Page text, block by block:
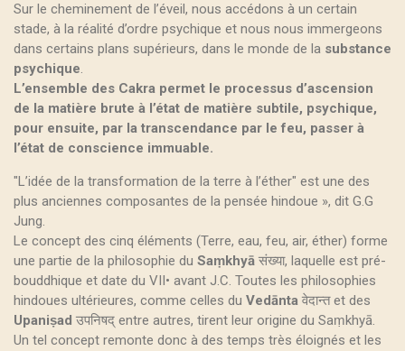
Sur le cheminement de l’éveil, nous accédons à un certain
stade, à la réalité d’ordre psychique et nous nous immergeons
dans certains plans supérieurs, dans le monde de la substance
psychique.
L’ensemble des Cakra permet le processus d’ascension
de la matière brute à l’état de matière subtile, psychique,
pour ensuite, par la transcendance par le feu, passer à
l’état de conscience immuable.
"L’idée de la transformation de la terre à l’éther" est une des
plus anciennes composantes de la pensée hindoue », dit G.G
Jung.
Le concept des cinq éléments (Terre, eau, feu, air, éther) forme
une partie de la philosophie du Saṃkhyā संख्या, laquelle est pré-
bouddhique et date du VII• avant J.C. Toutes les philosophies
hindoues ultérieures, comme celles du Vedānta वेदान्त et des
Upaniṣad उपनिषद् entre autres, tirent leur origine du Saṃkhyā.
Un tel concept remonte donc à des temps très éloignés et les